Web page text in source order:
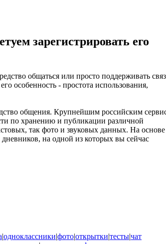
зарегистрировать его
общаться или просто поддерживать
особенность - простота использования,
общения. Крупнейшим российским
по хранению и публикации различной
так фото и звуковых данных. На основе
на одной из которых вы сейчас
|одноклассники|фото|открытки|тесты|чат